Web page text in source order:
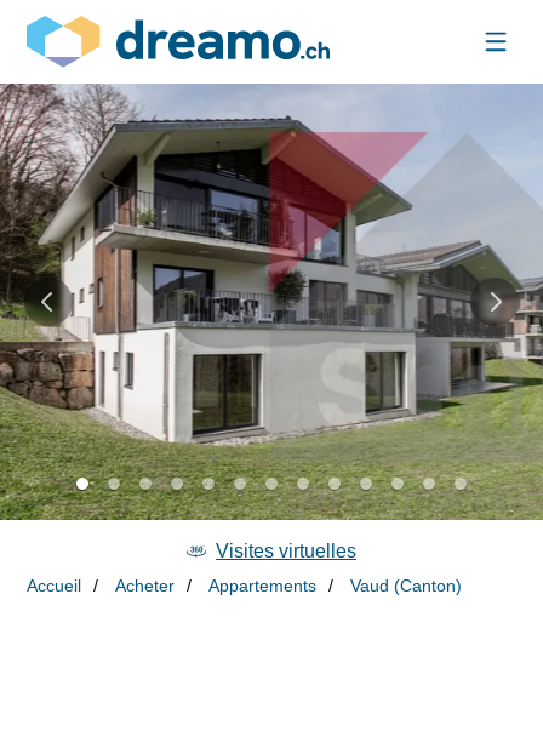
Accueil Acheter Appartements Vaud (Canton)
Visites virtuelles